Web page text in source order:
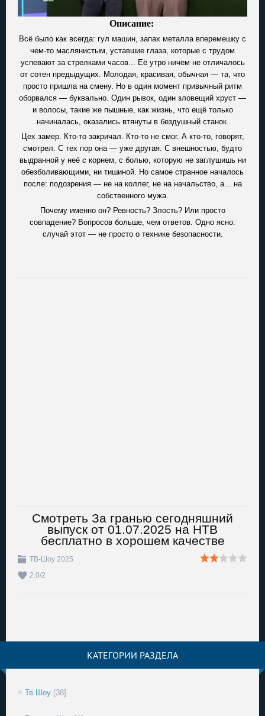
Описание:
Всё было как всегда: гул машин, запах металла вперемешку с
чем-то маслянистым, уставшие глаза, которые с трудом
успевают за стрелками часов... Её утро ничем не отличалось
от сотен предыдущих. Молодая, красивая, обычная — та, что
просто пришла на смену. Но в один момент привычный ритм
оборвался — буквально. Один рывок, один зловещий хруст —
и волосы, такие же пышные, как жизнь, что ещё только
начиналась, оказались втянуты в бездушный станок.
Цех замер. Кто-то закричал. Кто-то не смог. А кто-то, говорят,
смотрел. С тех пор она — уже другая. С внешностью, будто
выдранной у неё с корнем, с болью, которую не заглушишь ни
обезболивающими, ни тишиной. Но самое странное началось
после: подозрения — не на коллег, не на начальство, а... на
собственного мужа.
Почему именно он? Ревность? Злость? Или просто
совпадение? Вопросов больше, чем ответов. Одно ясно:
случай этот — не просто о технике безопасности.
Смотреть За гранью сегодняшний
выпуск от 01.07.2025 на НТВ
бесплатно в хорошем качестве
ТВ-Шоу 2025
2.0/2
КАТЕГОРИИ РАЗДЕЛА
Тв Шоу [38]